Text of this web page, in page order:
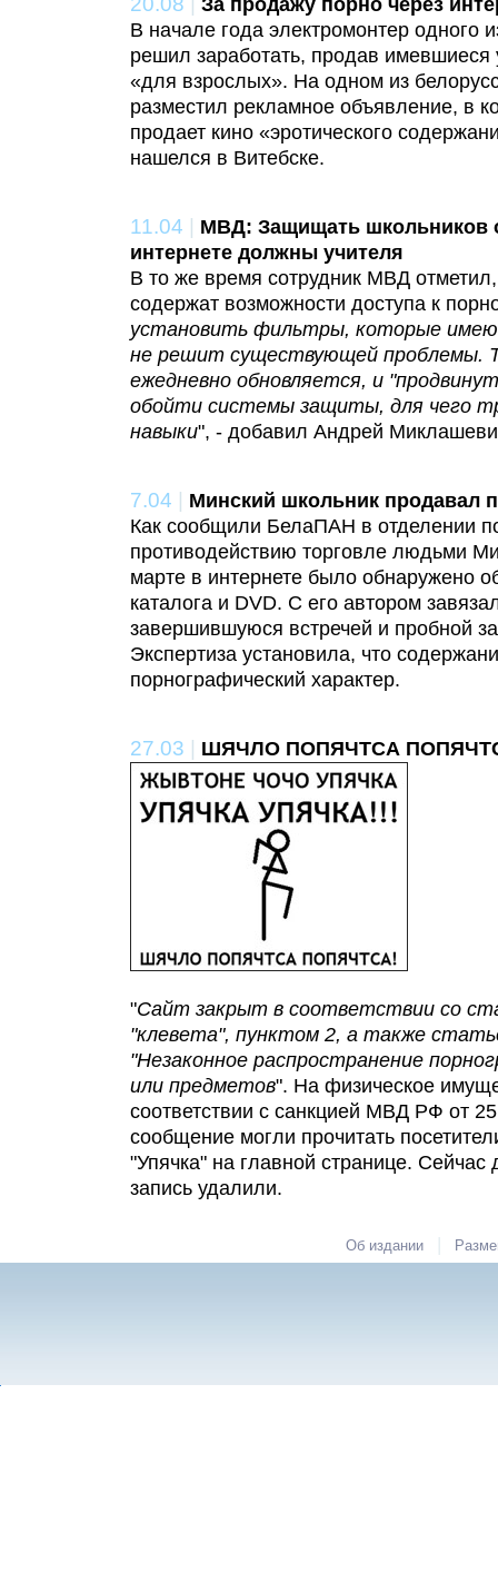
За продажу порно через
В начале года электромонтер одного
решил заработать, продав
«для взрослых». На одном из
разместил рекламное объявление, в
продает кино «эротического
нашелся в Витебске.
11.04 | МВД: Защищать школьников
интернете должны учителя
В то же время сотрудник МВД
содержат возможности доступа к
установить фильтры, которые
не решит существующей проблемы.
ежедневно обновляется, и
обойти системы защиты, для чего
навыки", - добавил Андрей
7.04 | Минский школьник продавал
Как сообщили БелаПАН в отделении
противодействию торговле людьми
марте в интернете было обнаружено
каталога и DVD. С его автором
завершившуюся встречей и пробной
Экспертиза установила, что
порнографический характер.
27.03 | ШЯЧЛО ПОПЯЧТСА
"Сайт закрыт в соответствии со
"клевета", пунктом 2, а также
"Незаконное распространение
или предметов". На физическое
соответствии с санкцией МВД РФ от
сообщение могли прочитать
"Упячка" на главной странице. Сейчас
запись удалили.
Об издании |